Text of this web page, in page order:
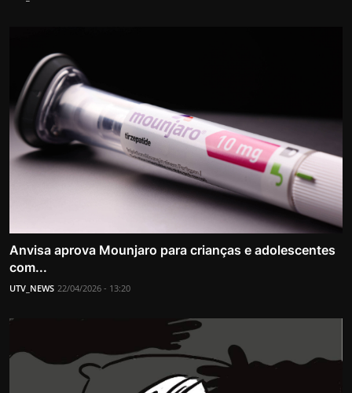
Anvisa aprova Mounjaro para crianças e adolescentes
com...
UTV_NEWS 22/04/2026 - 13:20